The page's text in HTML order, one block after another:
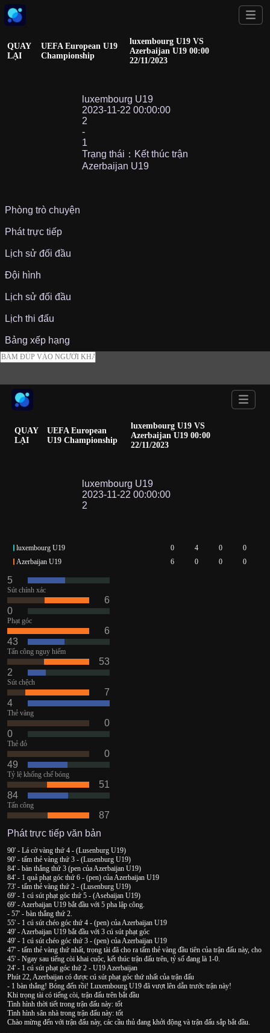
QUAY
LẠI
UEFA European U19
Championship
luxembourg U19 VS
Azerbaijan U19 00:00
22/11/2023
luxembourg U19
2023-11-22 00:00:00
2
-
1
Trạng thái：Kết thúc trận
Azerbaijan U19
Phòng trò chuyện
Phát trực tiếp
Lịch sử đối đầu
Đội hình
Lịch sử đối đầu
Lịch thi đấu
Bảng xếp hạng
luxembourg U19 0 4 0
0
Azerbaijan U19
6 0 0 0
5
Sút chính xác
6
0
Phạt góc
6
43
Tấn công nguy hiểm
53
2
Sút chệch
7
4
Thẻ vàng
0
0
Thẻ đỏ
0
49
Tỷ lệ khống chế bóng
51
84
Tấn công
87
Phát trực tiếp văn bản
90' - Lá cờ vàng thứ 4 - (Lusenburg U19)
90' - tấm thẻ vàng thứ 3 - (Lusenburg U19)
84' - bàn thắng thứ 3 (pen của Azerbaijan U19)
84' - 1 quả phạt góc thứ 6 - (pen) của Azerbaijan U19
73' - tấm thẻ vàng thứ 2 - (Lusenburg U19)
69' - 1 cú sút phạt góc thứ 5 - (Asebaijan U19)
69' - Azerbaijan U19 bắt đầu với 5 pha lập công.
- 57' - bàn thắng thứ 2.
55' - 1 cú sút chéo góc thứ 4 - (pen) của Azerbaijan U19
49' - Azerbaijan U19 bắt đầu với 3 cú sút phạt góc
49' - 1 cú sút chéo góc thứ 3 - (pen) của Azerbaijan U19
47' - tấm thẻ vàng thứ nhất, trọng tài đã cho ra tấm thẻ vàng đầu tiên của trận đấu này, cho
45' - Ngay sau tiếng còi khai cuộc, kết thúc trận đấu trên, tỷ số đang là 1-0.
24' - 1 cú sút phạt góc thứ 2 - U19 Azerbaijan
Phút 22, Azerbaijan có được cú sút phạt góc thứ nhất của trận đấu
- 1 bàn thắng! Bóng đến rồi! Luxembourg U19 đã vượt lên dẫn trước trận này!
Khi trọng tài có tiếng còi, trận đấu trên bắt đầu
Tình hình thời tiết trong trận đấu này: tốt
Tình hình sân nhà trong trận đấu này: tốt
Chào mừng đến với trận đấu này, các cầu thủ đang khởi động và trận đấu sắp bắt đầu.